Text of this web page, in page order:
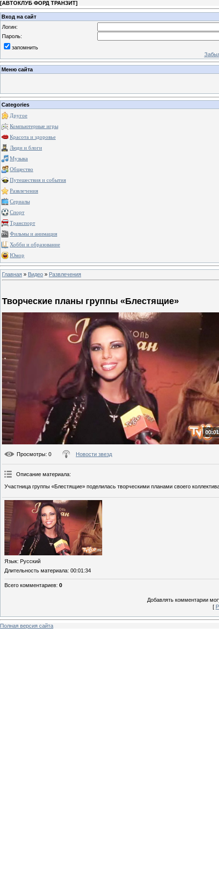
[АВТОКЛУБ ФОРД ТРАНЗИТ]
Вход на сайт
Логин:
Пароль:
запомнить
Меню сайта
Categories
Другое
Компьютерные игры
Красота и здоровье
Люди и блоги
Музыка
Общество
Путешествия и события
Развлечения
Сериалы
Спорт
Транспорт
Фильмы и анимация
Хобби и образование
Юмор
Главная » Видео » Развлечения
Творческие планы группы «Блестящие»
Просмотры: 0 Новости звезд
Описание материала:
Участница группы «Блестящие» поделилась творческими планами своего
Язык: Русский
Длительность материала: 00:01:34
Всего комментариев: 0
Добавлять комментарии
[
Полная версия сайта